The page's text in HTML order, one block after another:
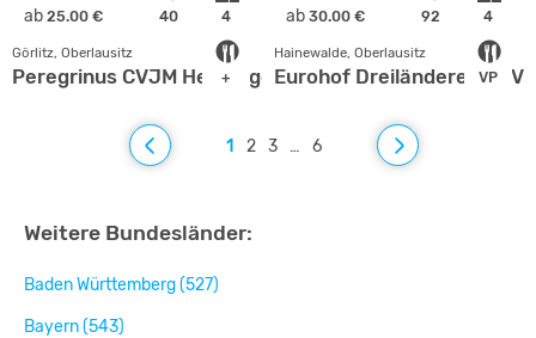
ab 25.00 € 40 4
+
Görlitz, Oberlausitz
Peregrinus CVJM Herberge Görlitz
ab 30.00 € 92 4
VP
Hainewalde, Oberlausitz
Eurohof Dreiländereck e.V.
1 2 3 … 6
Weitere Bundesländer:
Baden Württemberg (527)
Bayern (543)